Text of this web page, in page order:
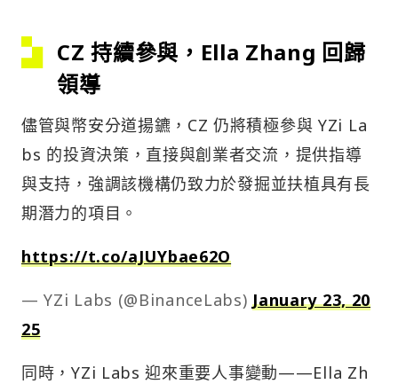
CZ 持續參與，Ella Zhang 回歸
領導
儘管與幣安分道揚鑣，CZ 仍將積極參與 YZi La
bs 的投資決策，直接與創業者交流，提供指導
與支持，強調該機構仍致力於發掘並扶植具有長
期潛力的項目。
https://t.co/aJUYbae62O
— YZi Labs (@BinanceLabs)January 23, 20
25
同時，YZi Labs 迎來重要人事變動——Ella Zh